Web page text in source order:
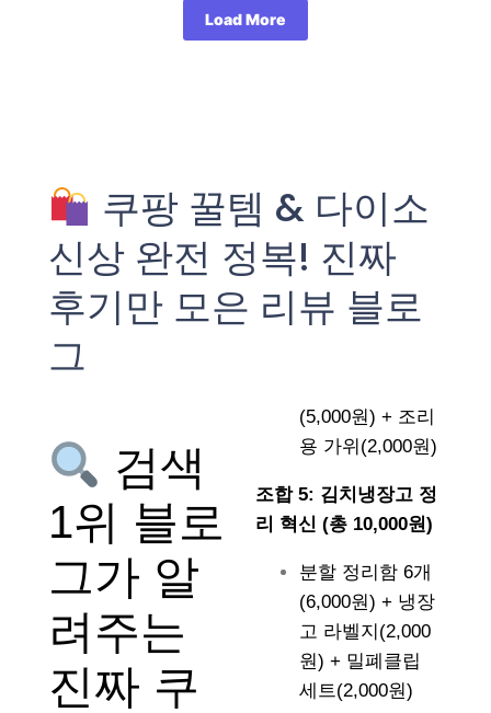
Load More
쿠팡 꿀템 & 다이소
신상 완전 정복! 진짜
후기만 모은 리뷰 블로
그
검색
1위 블로
그가 알
려주는
진짜 쿠
(5,000원) + 조리
용 가위(2,000원)
조합 5: 김치냉장고 정
리 혁신 (총 10,000원)
분할 정리함 6개
(6,000원) + 냉장
고 라벨지(2,000
원) + 밀폐클립
세트(2,000원)